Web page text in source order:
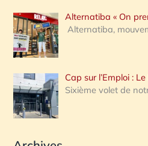
Alternatiba « On
Alternatiba,
Cap sur l’Emploi :
Sixième volet de